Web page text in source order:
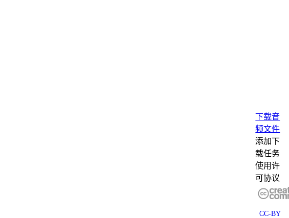
下载音
频文件
添加下
载任务
使用许
可协议
CC-BY